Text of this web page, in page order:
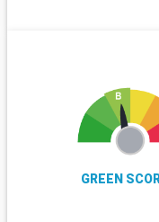
Situato a soli 500
spagnola di Murcia,
nell'atmosfera
GREEN